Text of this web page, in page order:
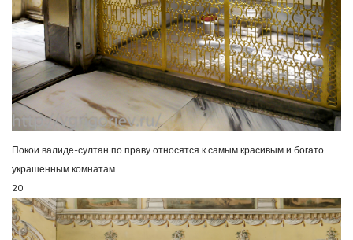
Покои валиде-султан по праву относятся к самым красивым и богато
украшенным комнатам.
20.